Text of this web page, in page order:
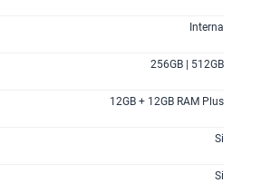
Interna
256GB | 512GB
12GB + 12GB RAM Plus
Si
Si